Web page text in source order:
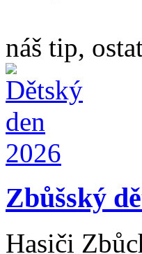
náš tip,
Zbůšský
Hasiči